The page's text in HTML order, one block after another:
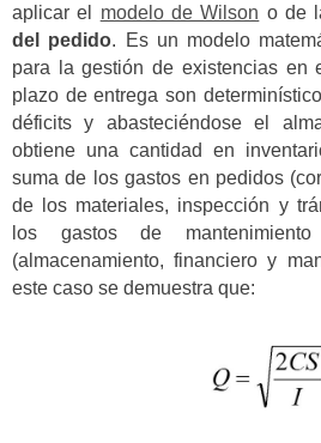
aplicar el modelo de Wilson o de
del pedido. Es un modelo
para la gestión de existencias en
plazo de entrega son
déficits y abasteciéndose el
obtiene una cantidad en
suma de los gastos en pedidos
de los materiales, inspección y
los gastos de
(almacenamiento, financiero y
este caso se demuestra que: